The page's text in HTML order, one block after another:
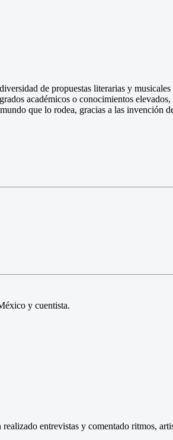
de propuestas literarias y
académicos o conocimientos
que lo rodea, gracias a las invención
y cuentista.
entrevistas y comentado ritmos,